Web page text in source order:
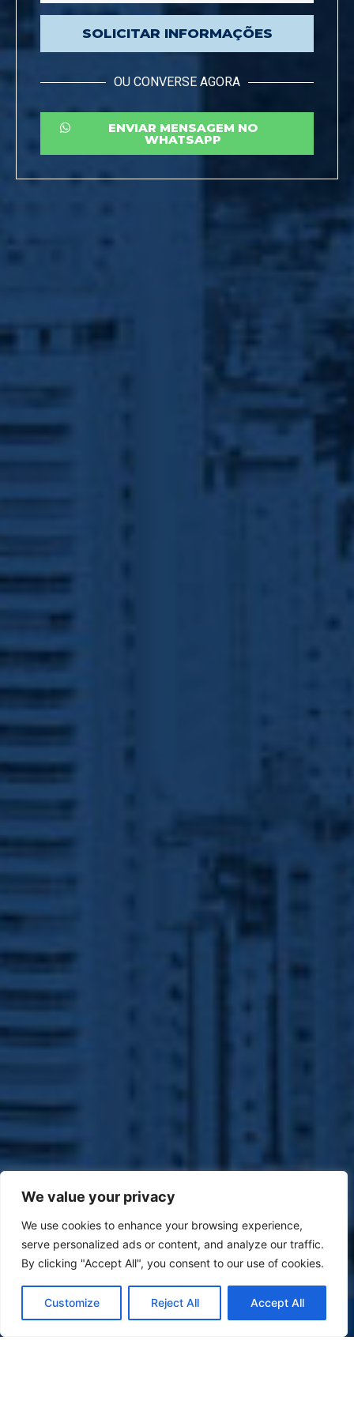
We value your privacy
We use cookies to enhance your browsing experience,
serve personalized ads or content, and analyze our traffic.
By clicking "Accept All", you consent to our use of cookies.
Customize Reject All Accept All
(47) 9 9977-7630
SOLICITAR INFORMAÇÕES
OU CONVERSE AGORA
ENVIAR MENSAGEM NO
WHATSAPP